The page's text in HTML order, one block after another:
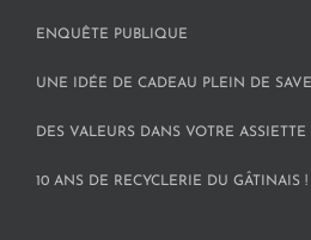
ENQUÊTE PUBLIQUE
UNE IDÉE DE CADEAU PLEIN DE
DES VALEURS DANS VOTRE
10 ANS DE RECYCLERIE DU GÂTINAIS !